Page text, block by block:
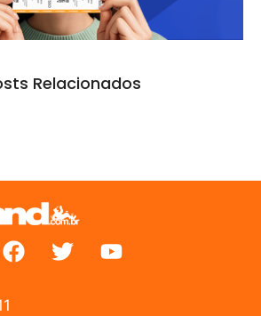
Relacionados